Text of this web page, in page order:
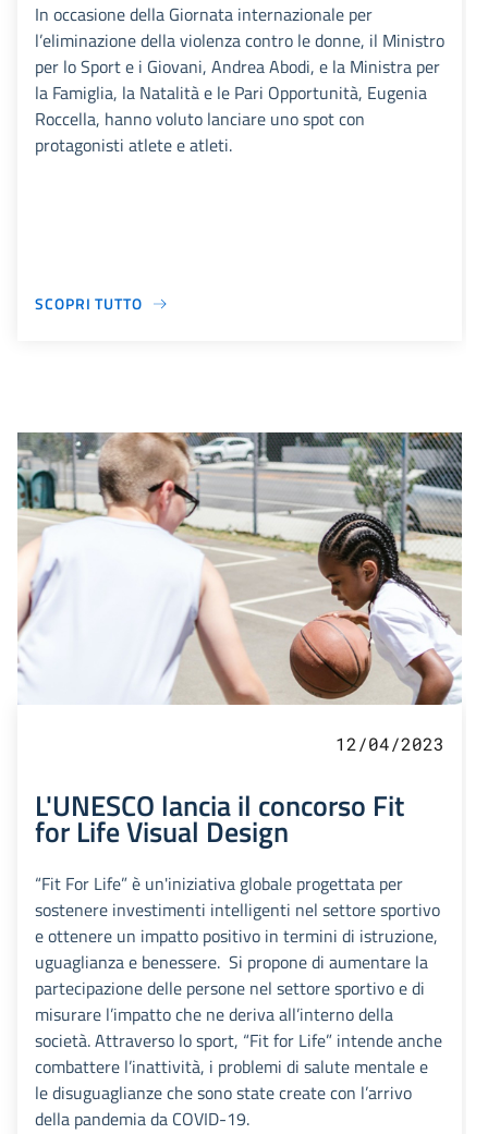
In occasione della Giornata internazionale per
l’eliminazione della violenza contro le donne, il Ministro
per lo Sport e i Giovani, Andrea Abodi, e la Ministra per
la Famiglia, la Natalità e le Pari Opportunità, Eugenia
Roccella, hanno voluto lanciare uno spot con
protagonisti atlete e atleti.
SCOPRI TUTTO
12/04/2023
L'UNESCO lancia il concorso Fit
for Life Visual Design
“Fit For Life” è un'iniziativa globale progettata per
sostenere investimenti intelligenti nel settore sportivo
e ottenere un impatto positivo in termini di istruzione,
uguaglianza e benessere. Si propone di aumentare la
partecipazione delle persone nel settore sportivo e di
misurare l’impatto che ne deriva all’interno della
società. Attraverso lo sport, “Fit for Life” intende anche
combattere l’inattività, i problemi di salute mentale e
le disuguaglianze che sono state create con l’arrivo
della pandemia da COVID-19.